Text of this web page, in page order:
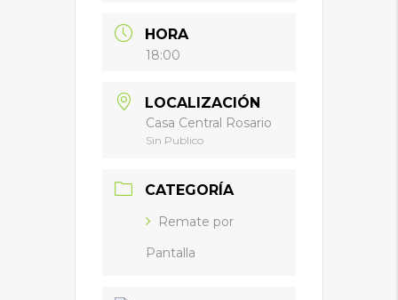
HORA
18:00
LOCALIZACIÓN
Casa Central Rosario
Sin Publico
CATEGORÍA
Remate por
Pantalla